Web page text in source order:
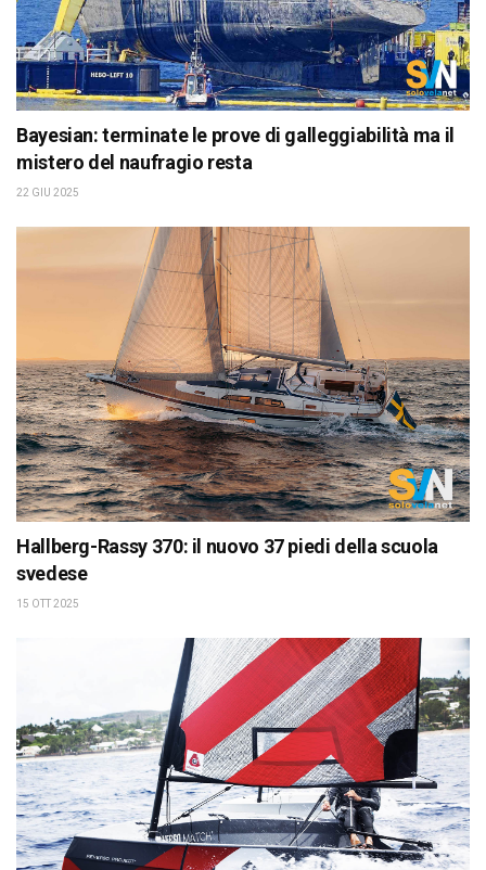
Bayesian: terminate le prove di galleggiabilità ma il
mistero del naufragio resta
22 GIU 2025
Hallberg-Rassy 370: il nuovo 37 piedi della scuola
svedese
15 OTT 2025